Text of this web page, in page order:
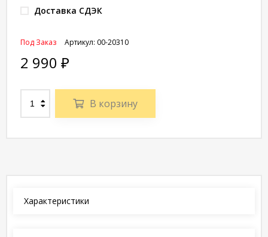
Доставка СДЭК
Артикул: 00-20310
Под Заказ
2 990 ₽
В корзину
Характеристики